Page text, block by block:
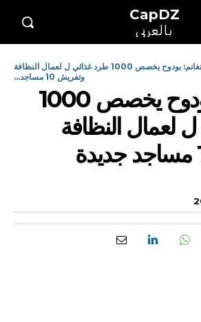
CapDZ
بالعربي
مستغانم: بودوح يخصص 1000 طرد غذائي ل لعمال النظافة
وتفريش 10 مساجد...
مستغانم: بودوح يخصص 1000
لعمال النظافة